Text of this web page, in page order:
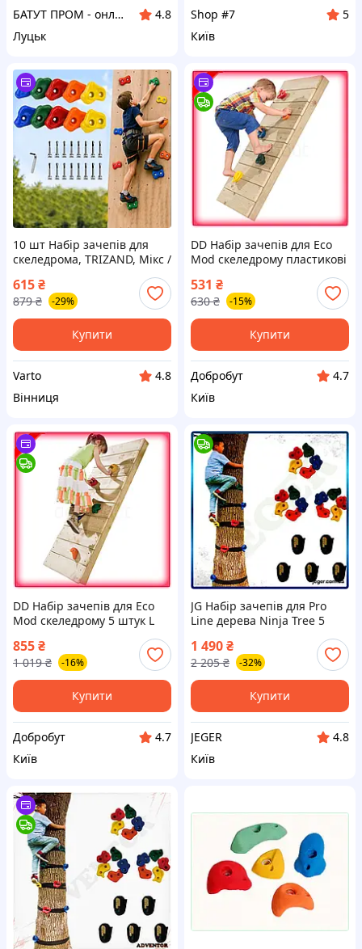
БАТУТ ПРОМ - онлайн супермаркет для дітей та батьків
4.8
Луцьк
Shop #7
5
Київ
10 шт Набір зачепів для
скеледрома, TRIZAND, Мікс /
Кріплення для скелелазіння
/ Шведська стінк
615₴
879 ₴ -29%
Купити
Varto
4.8
Вінниця
DD Набір зачепів для Eco
Mod скеледрому пластикові
5 штук L-розмір для дітей та
новачків кріплення для
Dobro-A
531 ₴
630 ₴ -15%
Купити
Добробут
4.7
Київ
DD Набір зачепів для Eco
Mod скеледрому 5 штук L
камені для дітей на вулиці
та в Dobro-A
855₴
1 019 ₴ -16%
Купити
Добробут
4.7
Київ
JG Набір зачепів для Pro
Line дерева Ninja Tree 5
дітей для лазіння на вулиці
та Prime/X
1 490₴
2 205 ₴ -32%
Купити
JEGER
4.8
Київ